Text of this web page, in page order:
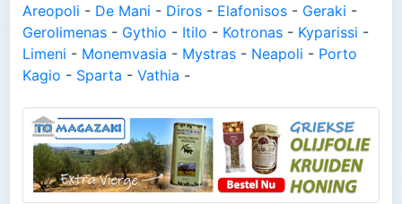
Areopoli - De Mani - Diros - Elafonisos - Geraki -
Gerolimenas - Gythio - Itilo - Kotronas - Kyparissi -
Limeni - Monemvasia - Mystras - Neapoli - Porto
Kagio - Sparta - Vathia -